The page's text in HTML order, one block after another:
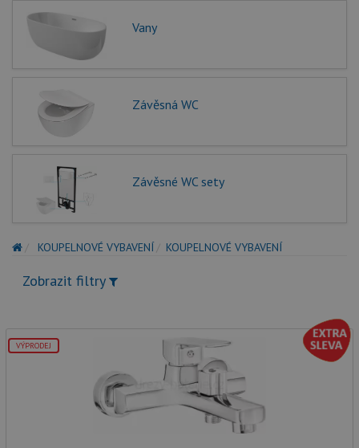
Vany
Závěsná WC
Závěsné WC sety
KOUPELNOVÉ VYBAVENÍ KOUPELNOVÉ VYBAVENÍ
Zobrazit filtry
VÝPRODEJ